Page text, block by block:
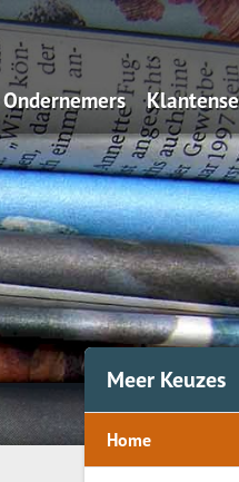
Ondernemers
Algemeen
Aansprakelijkheid
Uw zakelijke bezittingen
Een zieke ondernemer
Omzetverlies
Pensioen
Iets
Meer Keuzes
Home